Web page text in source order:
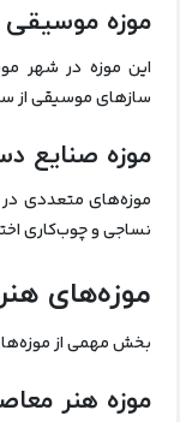
موزه موسیقی
این موزه در شهر
سازهای موسیقی از
موزه صنایع
موزه‌های متعددی
نساجی و چوب‌کاری
موزه‌های
بخش مهمی از
موزه هنر